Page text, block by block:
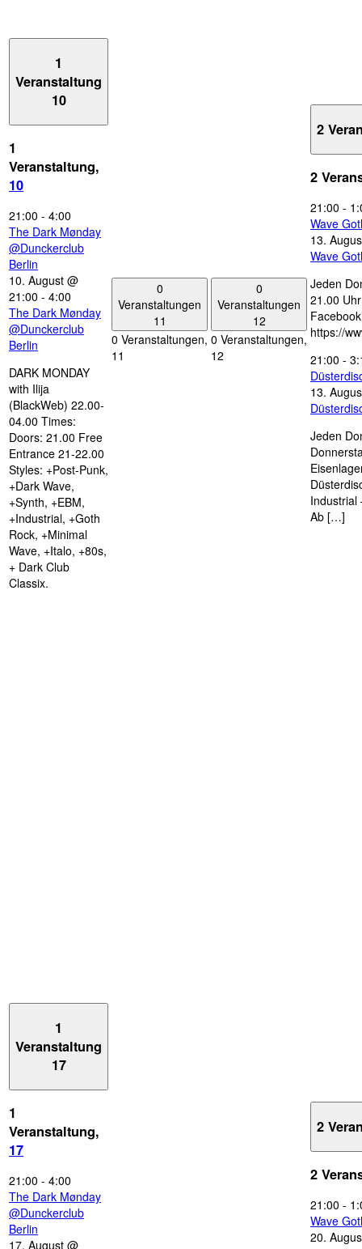
1
Veranstaltung
10
1
Veranstaltung,
10
21:00 - 4:00
The Dark Mønday
@Dunckerclub
Berlin
10. August @
21:00 - 4:00
The Dark Mønday
@Dunckerclub
Berlin
DARK MONDAY
with Ilija
(BlackWeb) 22.00-
04.00 Times:
Doors: 21.00 Free
Entrance 21-22.00
Styles: +Post-Punk,
+Dark Wave,
+Synth, +EBM,
+Industrial, +Goth
Rock, +Minimal
Wave, +Italo, +80s,
+ Dark Club
Classix.
0
Veranstaltungen
11
0 Veranstaltungen,
11
0
Veranstaltungen
12
0 Veranstaltungen,
12
2
2
21:00 -
Wave
13.
Wave
Jeden
21.00
https://
21:00 -
13.
Jeden
Industrial
Ab […]
1
Veranstaltung
17
1
Veranstaltung,
17
21:00 - 4:00
The Dark Mønday
@Dunckerclub
Berlin
17. August @
2
2
21:00 -
Wave
20.